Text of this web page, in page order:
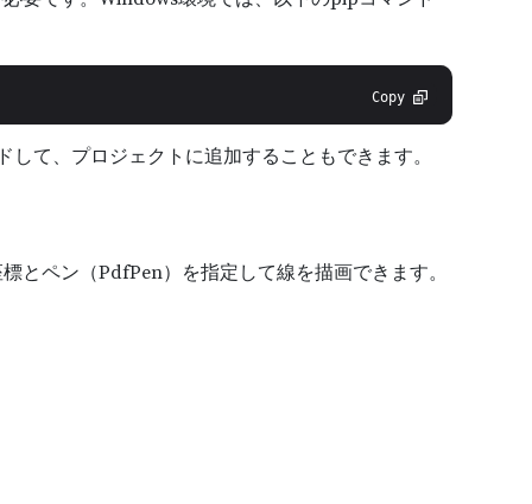
Copy
して、プロジェクトに追加することもできます。
とペン（PdfPen）を指定して線を描画できます。